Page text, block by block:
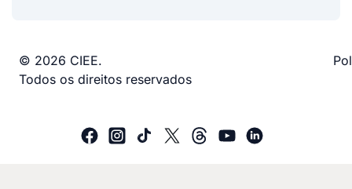
© 2026 CIEE.
Todos os direitos reservados